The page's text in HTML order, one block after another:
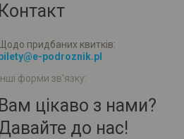
придбаних квитків:
podroznik.pl
форми зв'язку:
цікаво з нами?
до нас!